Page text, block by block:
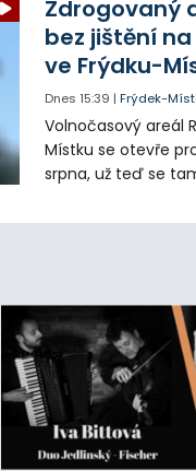
Zdrogovaný
bez jištění
ve Frýdku-
Dnes 15:39 |Frýdek-
Volnočasový areál
Místku se otevře
srpna, už teď se
vniknutí opilého